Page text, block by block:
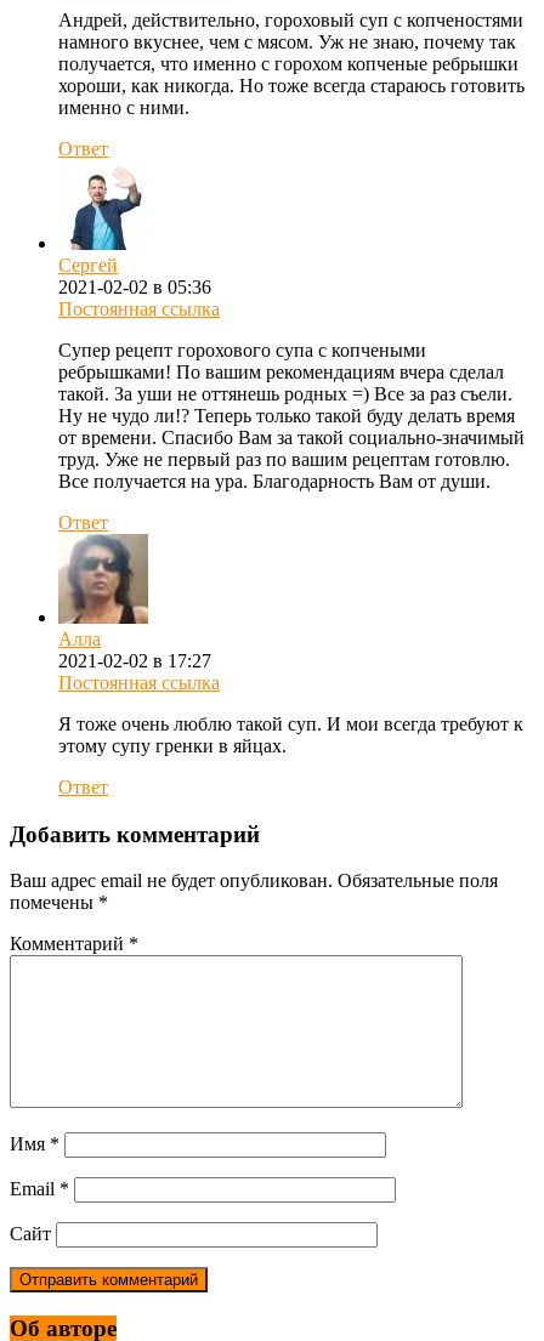
Андрей, действительно, гороховый суп с копченостями
намного вкуснее, чем с мясом. Уж не знаю, почему так
получается, что именно с горохом копченые ребрышки
хороши, как никогда. Но тоже всегда стараюсь готовить
именно с ними.
Ответ
Сергей
2021-02-02 в 05:36
Постоянная ссылка
Супер рецепт горохового супа с копчеными
ребрышками! По вашим рекомендациям вчера сделал
такой. За уши не оттянешь родных =) Все за раз съели.
Ну не чудо ли!? Теперь только такой буду делать время
от времени. Спасибо Вам за такой социально-значимый
труд. Уже не первый раз по вашим рецептам готовлю.
Все получается на ура. Благодарность Вам от души.
Ответ
Алла
2021-02-02 в 17:27
Постоянная ссылка
Я тоже очень люблю такой суп. И мои всегда требуют к
этому супу гренки в яйцах.
Ответ
Добавить комментарий
Ваш адрес email не будет опубликован. Обязательные поля
помечены *
Комментарий *
Имя *
Email *
Сайт
Об авторе